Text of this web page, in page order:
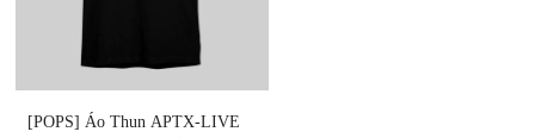
[POPS] Áo Thun APTX-LIVE